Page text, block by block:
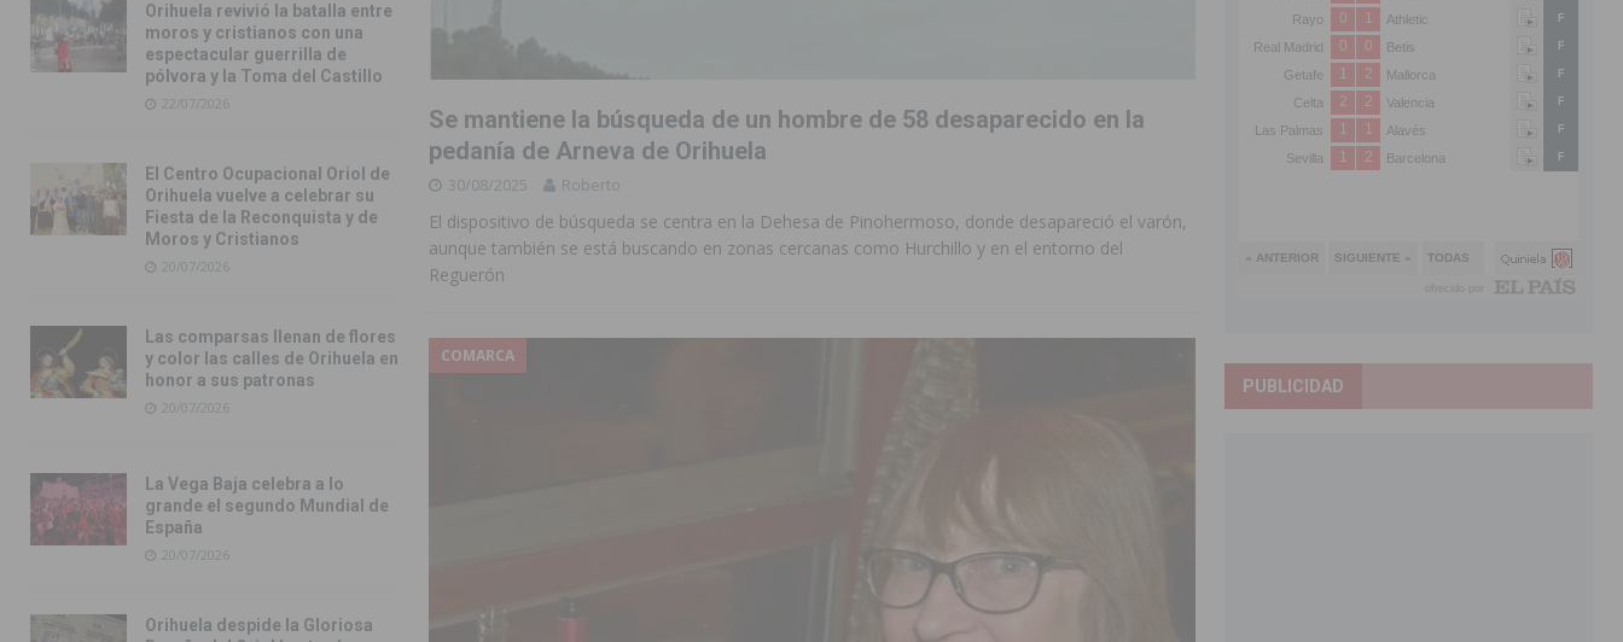
Se mantiene la búsqueda de un hombre de 58 desaparecido en la
pedanía de Arneva de Orihuela
30/08/2025 Roberto
El dispositivo de búsqueda se centra en la Dehesa de Pinohermoso, donde desapareció el varón,
aunque también se está buscando en zonas cercanas como Hurchillo y en el entorno del
Reguerón
COMARCA
Orihuela revivió la batalla entre
moros y cristianos con una
espectacular guerrilla de
pólvora y la Toma del Castillo
22/07/2026
El Centro Ocupacional Oriol de
Orihuela vuelve a celebrar su
Fiesta de la Reconquista y de
Moros y Cristianos
20/07/2026
Las comparsas llenan de flores
y color las calles de Orihuela en
honor a sus patronas
20/07/2026
La Vega Baja celebra a lo
grande el segundo Mundial de
España
20/07/2026
Orihuela despide la Gloriosa
PUBLICIDAD